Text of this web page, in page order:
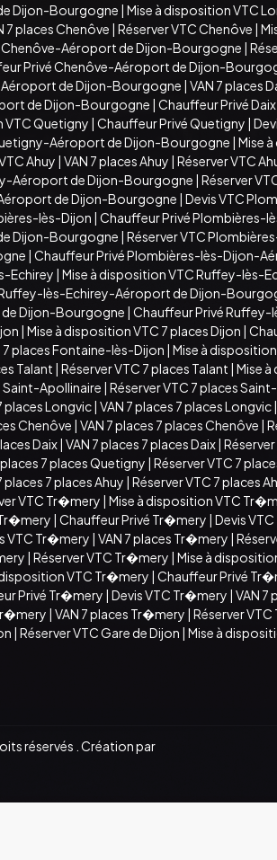
Dijon-Bourgogne | Mise à disposition VTC
7 places Chenôve | Réserver VTC Chenôve |
Chenôve-Aéroport de Dijon-Bourgogne |
Privé Chenôve-Aéroport de Dijon-
Aéroport de Dijon-Bourgogne | VAN 7 places
de Dijon-Bourgogne | Chauffeur Privé
VTC Quetigny | Chauffeur Privé Quetigny |
Aéroport de Dijon-Bourgogne | Mise
Ahuy | VAN 7 places Ahuy | Réserver VTC
Aéroport de Dijon-Bourgogne | Réserver
de Dijon-Bourgogne | Devis VTC
lès-Dijon | Chauffeur Privé Plombières-
Dijon-Bourgogne | Réserver VTC
| Chauffeur Privé Plombières-lès-Dijon-
Echirey | Mise à disposition VTC Ruffey-lès-
Ruffey-lès-Echirey-Aéroport de Dijon-
Dijon-Bourgogne | Chauffeur Privé
| Mise à disposition VTC 7 places Dijon |
7 places Fontaine-lès-Dijon | Mise à
Talant | Réserver VTC 7 places Talant | Mise
Saint-Apollinaire | Réserver VTC 7 places
places Longvic| VAN 7 places 7 places Longvic|
Chenôve | VAN 7 places 7 places Chenôve |
Daix| VAN 7 places 7 places Daix|
places 7 places Quetigny | Réserver VTC 7
places 7 places Ahuy | Réserver VTC 7 places
VTC Tr�mery | Mise à disposition VTC
| Chauffeur Privé Tr�mery | Devis
VTC Tr�mery | VAN 7 places Tr�mery |
| Réserver VTC Tr�mery | Mise à
VTC Tr�mery | Chauffeur Privé
Privé Tr�mery | Devis VTC Tr�mery | VAN 7
| VAN 7 places Tr�mery | Réserver
| Réserver VTC Gare de Dijon | Mise à
réservés . Création par